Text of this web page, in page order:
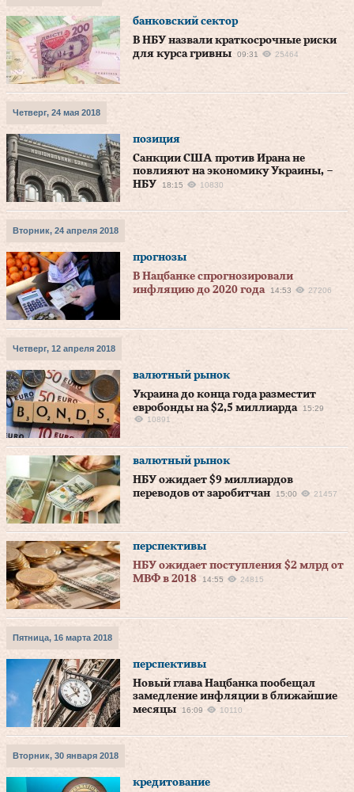
банковский сектор
В НБУ назвали краткосрочные риски
для курса гривны
09:31 25464
Четверг, 24 мая 2018
позиция
Санкции США против Ирана не
повлияют на экономику Украины, –
НБУ
18:15 10830
Вторник, 24 апреля 2018
прогнозы
В Нацбанке спрогнозировали
инфляцию до 2020 года
14:53 27206
Четверг, 12 апреля 2018
валютный рынок
Украина до конца года разместит
евробонды на $2,5 миллиарда
15:29
10891
валютный рынок
НБУ ожидает $9 миллиардов
переводов от заробитчан
15:00 21457
перспективы
НБУ ожидает поступления $2 млрд от
МВФ в 2018
14:55 24815
Пятница, 16 марта 2018
перспективы
Новый глава Нацбанка пообещал
замедление инфляции в ближайшие
месяцы
16:09 10110
Вторник, 30 января 2018
кредитование